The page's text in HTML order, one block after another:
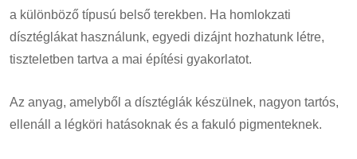
a különböző típusú belső terekben. Ha homlokzati
dísztéglákat használunk, egyedi dizájnt hozhatunk létre,
tiszteletben tartva a mai építési gyakorlatot.
Az anyag, amelyből a dísztéglák készülnek, nagyon tartós,
ellenáll a légköri hatásoknak és a fakuló pigmenteknek.